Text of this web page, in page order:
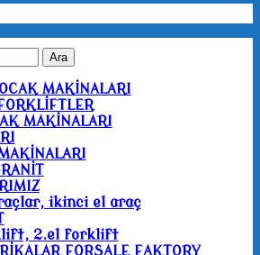
MAKİNALARI
MAKİNALARI
ikinci el araç
2.el forklift
FORSALE FAKTORY